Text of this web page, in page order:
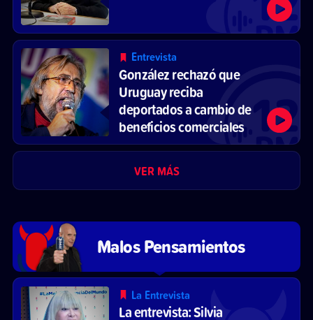
Entrevista
González rechazó que
Uruguay reciba
deportados a cambio de
beneficios comerciales
VER MÁS
Malos Pensamientos
La Entrevista
La entrevista: Silvia